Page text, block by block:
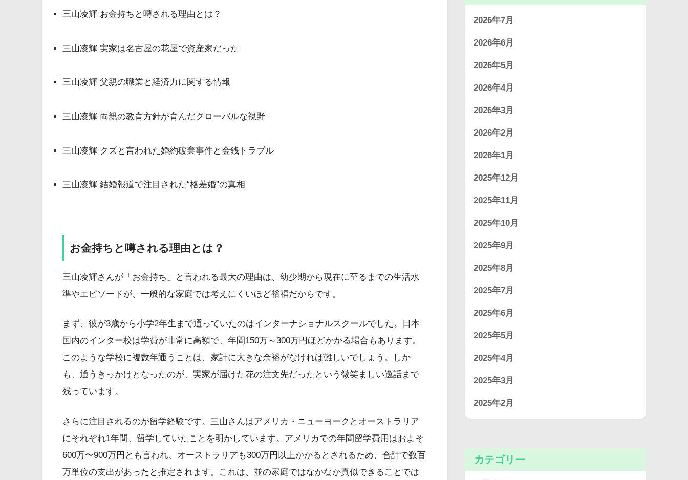
三山凌輝 お金持ちと噂される理由とは？
三山凌輝 実家は名古屋の花屋で資産家だった
三山凌輝 父親の職業と経済力に関する情報
三山凌輝 両親の教育方針が育んだグローバルな視野
三山凌輝 クズと言われた婚約破棄事件と金銭トラブル
三山凌輝 結婚報道で注目された“格差婚”の真相
お金持ちと噂される理由とは？
三山凌輝さんが「お金持ち」と言われる最大の理由は、幼少期から現在に至るまでの生活水
準やエピソードが、一般的な家庭では考えにくいほど裕福だからです。
まず、彼が3歳から小学2年生まで通っていたのはインターナショナルスクールでした。日本
国内のインター校は学費が非常に高額で、年間150万～300万円ほどかかる場合もあります。
このような学校に複数年通うことは、家計に大きな余裕がなければ難しいでしょう。しか
も、通うきっかけとなったのが、実家が届けた花の注文先だったという微笑ましい逸話まで
残っています。
さらに注目されるのが留学経験です。三山さんはアメリカ・ニューヨークとオーストラリア
にそれぞれ1年間、留学していたことを明かしています。アメリカでの年間留学費用はおよそ
600万〜900万円とも言われ、オーストラリアも300万円以上かかるとされるため、合計で数百
万単位の支出があったと推定されます。これは、並の家庭ではなかなか真似できることでは
2026年7月
2026年6月
2026年5月
2026年4月
2026年3月
2026年2月
2026年1月
2025年12月
2025年11月
2025年10月
2025年9月
2025年8月
2025年7月
2025年6月
2025年5月
2025年4月
2025年3月
2025年2月
カテゴリー